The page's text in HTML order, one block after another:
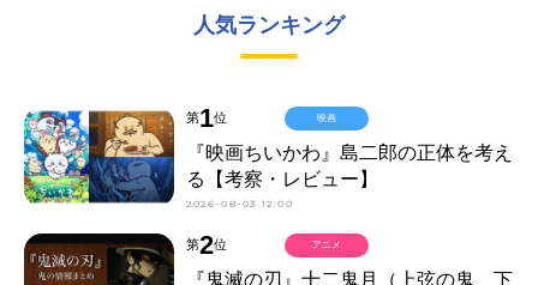
人気ランキング
第1位
『映画ちいかわ』島二郎の正体を考え
る【考察・レビュー】
2026-08-03 12:00
映画
第2位
『鬼滅の刃』十二鬼月（上弦の鬼、下
アニメ